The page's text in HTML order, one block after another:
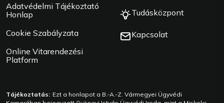
Adatvédelmi Tájékoztató
Honlap
Cookie Szabályzata
Online Vitarendezési
Platform
Tudásközpont
Kapcsolat
Tájékoztatás: Ezt a honlapot a B.-A.-Z. Vármegyei Ügyvédi